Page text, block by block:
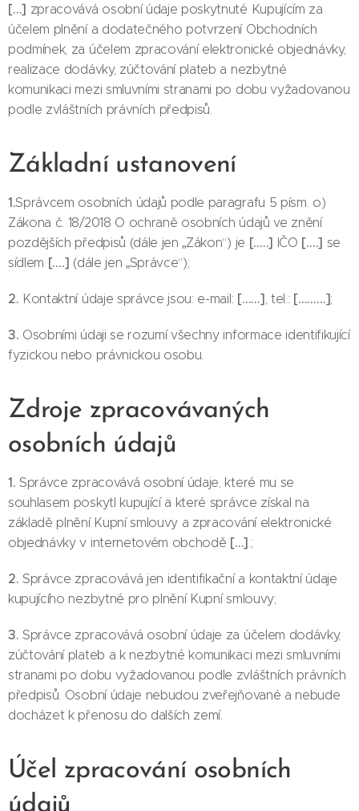
[…] zpracovává osobní údaje poskytnuté Kupujícím za
účelem plnění a dodatečného potvrzení Obchodních
podmínek, za účelem zpracování elektronické objednávky,
realizace dodávky, zúčtování plateb a nezbytné
komunikaci mezi smluvními stranami po dobu vyžadovanou
podle zvláštních právních předpisů.
Základní ustanovení
1.Správcem osobních údajů podle paragrafu 5 písm. o)
Zákona č. 18/2018 O ochraně osobních údajů ve znění
pozdějších předpisů (dále jen „Zákon“) je […..] IČO [….] se
sídlem [….] (dále jen „Správce“);
2. Kontaktní údaje správce jsou: e-mail: [……], tel.: [………];
3. Osobními údaji se rozumí všechny informace identifikující
fyzickou nebo právnickou osobu.
Zdroje zpracovávaných
osobních údajů
1.Správce zpracovává osobní údaje, které mu se
souhlasem poskytl kupující a které správce získal na
základě plnění Kupní smlouvy a zpracování elektronické
objednávky v internetovém obchodě […].;
2. Správce zpracovává jen identifikační a kontaktní údaje
kupujícího nezbytné pro plnění Kupní smlouvy;
3.Správce zpracovává osobní údaje za účelem dodávky,
zúčtování plateb a k nezbytné komunikaci mezi smluvními
stranami po dobu vyžadovanou podle zvláštních právních
předpisů. Osobní údaje nebudou zveřejňované a nebude
docházet k přenosu do dalších zemí.
Účel zpracování osobních
údajů